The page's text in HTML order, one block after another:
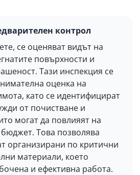
контрол
се оценяват видът на
повърхности и
Тази инспекция се
оценка на
като се идентифицират
от почистване и
могат да повлияят на
Това позволява
организирани по критични
материали, което
и ефективна работа.